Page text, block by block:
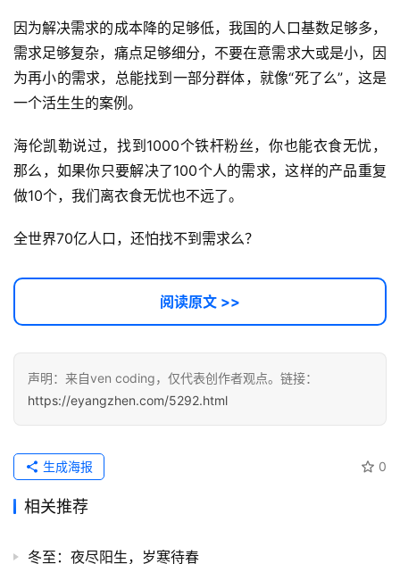
软
件
应
服
务
目
提
示
词
开
代
用
登录 注册
因为解决需求的成本降的足够低，我国的人口基数足够多，
需求足够复杂，痛点足够细分，不要在意需求大或是小，因
为再小的需求，总能找到一部分群体，就像“死了么”，这是
一个活生生的案例。
海伦凯勒说过，找到1000个铁杆粉丝，你也能衣食无忧，
那么，如果你只要解决了100个人的需求，这样的产品重复
做10个，我们离衣食无忧也不远了。
全世界70亿人口，还怕找不到需求么？
阅读原文 >>
声明：来自ven coding，仅代表创作者观点。链接：
https://eyangzhen.com/5292.html
0
生成海报
相关推荐
冬至：夜尽阳生，岁寒待春